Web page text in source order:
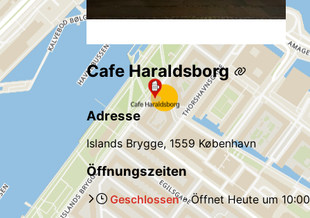
Cafe Haraldsborg
Adresse
Islands Brygge, 1559 København
Öffnungszeiten
Geschlossen-Öffnet Heuteum10:00